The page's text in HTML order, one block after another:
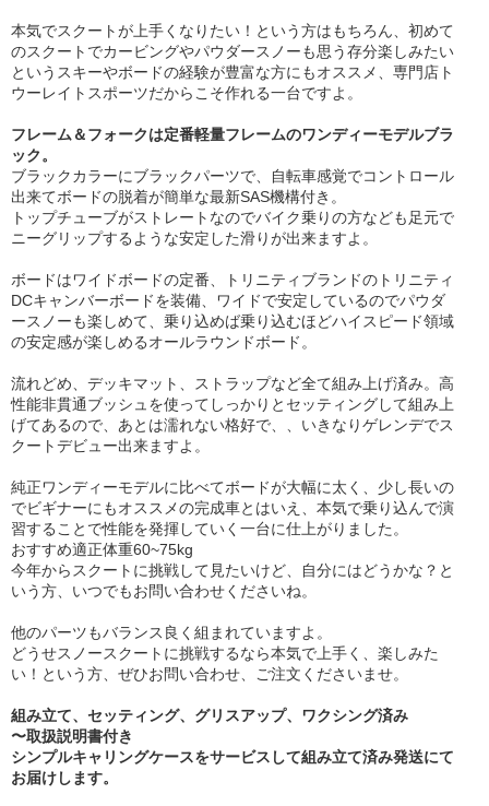
本気でスクートが上手くなりたい！という方はもちろん、初めて
のスクートでカービングやパウダースノーも思う存分楽しみたい
というスキーやボードの経験が豊富な方にもオススメ、専門店ト
ウーレイトスポーツだからこそ作れる一台ですよ。
フレーム＆フォークは定番軽量フレームのワンディーモデルブラ
ック。
ブラックカラーにブラックパーツで、自転車感覚でコントロール
出来てボードの脱着が簡単な最新SAS機構付き。
トップチューブがストレートなのでバイク乗りの方なども足元で
ニーグリップするような安定した滑りが出来ますよ。
ボードはワイドボードの定番、トリニティブランドのトリニティ
DCキャンバーボードを装備、ワイドで安定しているのでパウダ
ースノーも楽しめて、乗り込めば乗り込むほどハイスピード領域
の安定感が楽しめるオールラウンドボード。
流れどめ、デッキマット、ストラップなど全て組み上げ済み。高
性能非貫通ブッシュを使ってしっかりとセッティングして組み上
げてあるので、あとは濡れない格好で、、いきなりゲレンデでス
クートデビュー出来ますよ。
純正ワンディーモデルに比べてボードが大幅に太く、少し長いの
でビギナーにもオススメの完成車とはいえ、本気で乗り込んで演
習することで性能を発揮していく一台に仕上がりました。
おすすめ適正体重60~75kg
今年からスクートに挑戦して見たいけど、自分にはどうかな？と
いう方、いつでもお問い合わせくださいね。
他のパーツもバランス良く組まれていますよ。
どうせスノースクートに挑戦するなら本気で上手く、楽しみた
い！という方、ぜひお問い合わせ、ご注文くださいませ。
組み立て、セッティング、グリスアップ、ワクシング済み
〜取扱説明書付き
シンプルキャリングケースをサービスして組み立て済み発送にて
お届けします。